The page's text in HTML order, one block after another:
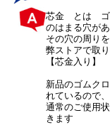
芯金 とは ゴ
のはまる穴が
その穴の周り
弊ストアで取
【芯金入り】
新品のゴムク
れているので
通常のご使用
きます